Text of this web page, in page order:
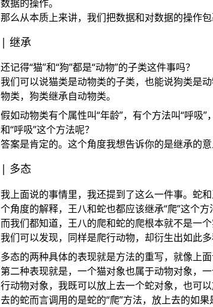
数据的操作。
那么从本质上来讲，我们把数据和对数据的操作
继承
还记得“猫”和“狗”都是“动物”的子类这件事吗？
我们可以说猫类是动物类的子类，也能说狗类是
物类，狗类继承自动物类。
假如动物类有个属性叫“年龄”，有个方法叫“呼吸
和“呼吸”这个方法呢？
答案是肯定的。这个角度我想告诉你的是继承的
多态
我上面说的事情里，我还提到了这么一件事。蛇
个角度的解释，王八和蛇也都应该继承“爬”这个方
而我们都知道，王八的爬和蛇的爬根本就不是一个
我们可以发现，同样是爬行动物，却衍生出如此
多态的两种具体的表现就是方法的重写，就像上面
第二种表现就是，一个猫对象也属于动物对象，
行动物对象，我既可以放上去一个蛇对象，也可
去的蛇而言调用的是蛇的“爬”方法，放上去的如果